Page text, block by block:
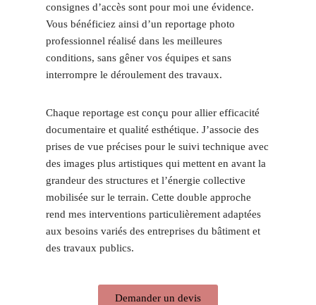
consignes d’accès sont pour moi une évidence.
Vous bénéficiez ainsi d’un reportage photo
professionnel réalisé dans les meilleures
conditions, sans gêner vos équipes et sans
interrompre le déroulement des travaux.
Chaque reportage est conçu pour allier efficacité
documentaire et qualité esthétique. J’associe des
prises de vue précises pour le suivi technique avec
des images plus artistiques qui mettent en avant la
grandeur des structures et l’énergie collective
mobilisée sur le terrain. Cette double approche
rend mes interventions particulièrement adaptées
aux besoins variés des entreprises du bâtiment et
des travaux publics.
Demander un devis